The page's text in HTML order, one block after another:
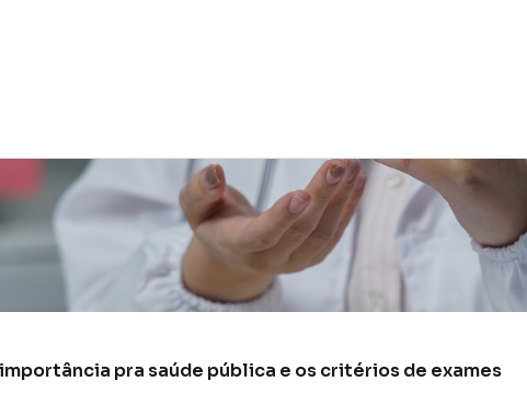
pra saúde pública e os critérios de exames